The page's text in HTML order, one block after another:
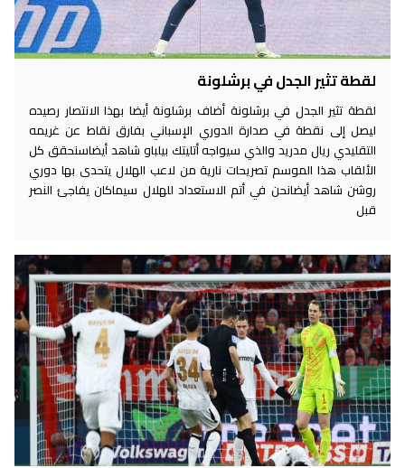
لقطة تثير الجدل في برشلونة
لقطة تثير الجدل في برشلونة أضاف برشلونة أيضا بهذا الانتصار رصيده
ليصل إلى نقطة في صدارة الدوري الإسباني بفارق نقاط عن غريمه
التقليدي ريال مدريد والذي سيواجه أتليتك بيلباو شاهد أيضاسنحقق كل
الألقاب هذا الموسم تصريحات نارية من لاعب الهلال يتحدى بها دوري
روشن شاهد أيضانحن في أتم الاستعداد للهلال سيماكان يفاجئ النصر
قبل